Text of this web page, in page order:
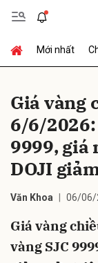
Mới nhất
Giá vàng
6/6/2026:
9999, giá
DOJI
Văn Khoa 06/06/
Giá vàng
vàng SJC
Gửi bình luận